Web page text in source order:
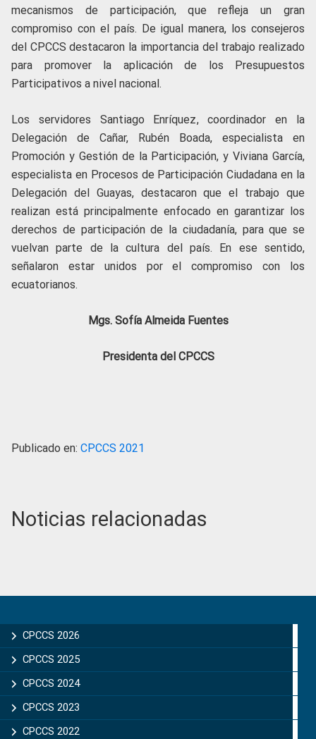
mecanismos de participación, que refleja un gran
compromiso con el país. De igual manera, los consejeros
del CPCCS destacaron la importancia del trabajo realizado
para promover la aplicación de los Presupuestos
Participativos a nivel nacional.
Los servidores Santiago Enríquez, coordinador en la
Delegación de Cañar, Rubén Boada, especialista en
Promoción y Gestión de la Participación, y Viviana García,
especialista en Procesos de Participación Ciudadana en la
Delegación del Guayas, destacaron que el trabajo que
realizan está principalmente enfocado en garantizar los
derechos de participación de la ciudadanía, para que se
vuelvan parte de la cultura del país. En ese sentido,
señalaron estar unidos por el compromiso con los
ecuatorianos.
Mgs. Sofía Almeida Fuentes
Presidenta del CPCCS
Publicado en: CPCCS 2021
Noticias relacionadas
Sidebar
CPCCS 2026
CPCCS 2025
CPCCS 2024
CPCCS 2023
CPCCS 2022